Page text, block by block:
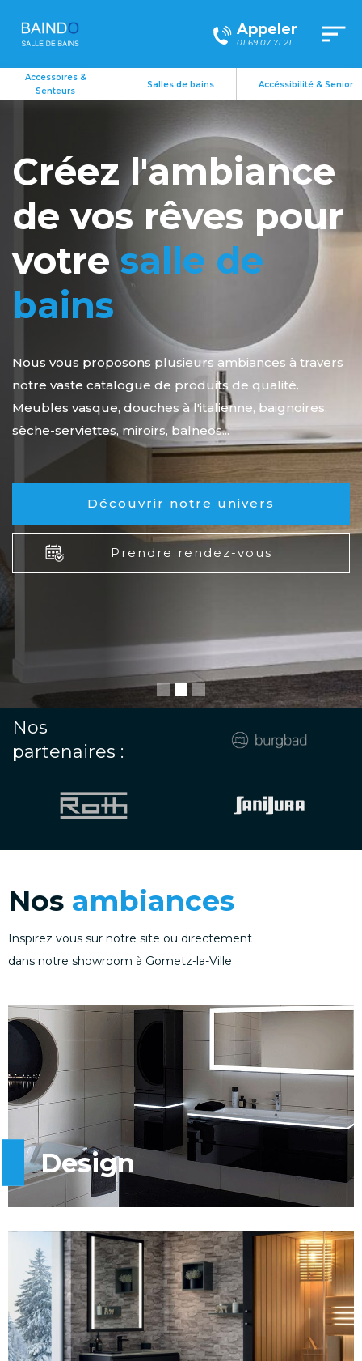
Appeler
01 69 07 71 21
Accessoires &
Senteurs
Salles de bains Accéssibilité & Senior
Créez l'ambiance
de vos rêves pour
votresalle de
bains
Nous vous proposons plusieurs ambiances à travers
notre vaste catalogue de produits de qualité.
Meubles vasque, douches à l'italienne, baignoires,
sèche-serviettes, miroirs, balneos...
Découvrir notre univers
Prendre rendez-vous
Slide 2 of 3.
Nos
partenaires :
Nos ambiances
Inspirez vous sur notre site ou directement
dans notre showroom à Gometz-la-Ville
Design